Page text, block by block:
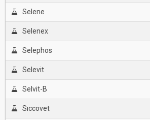
Selene
Selenex
Selephos
Selevit
Selvit-B
Sıccovet